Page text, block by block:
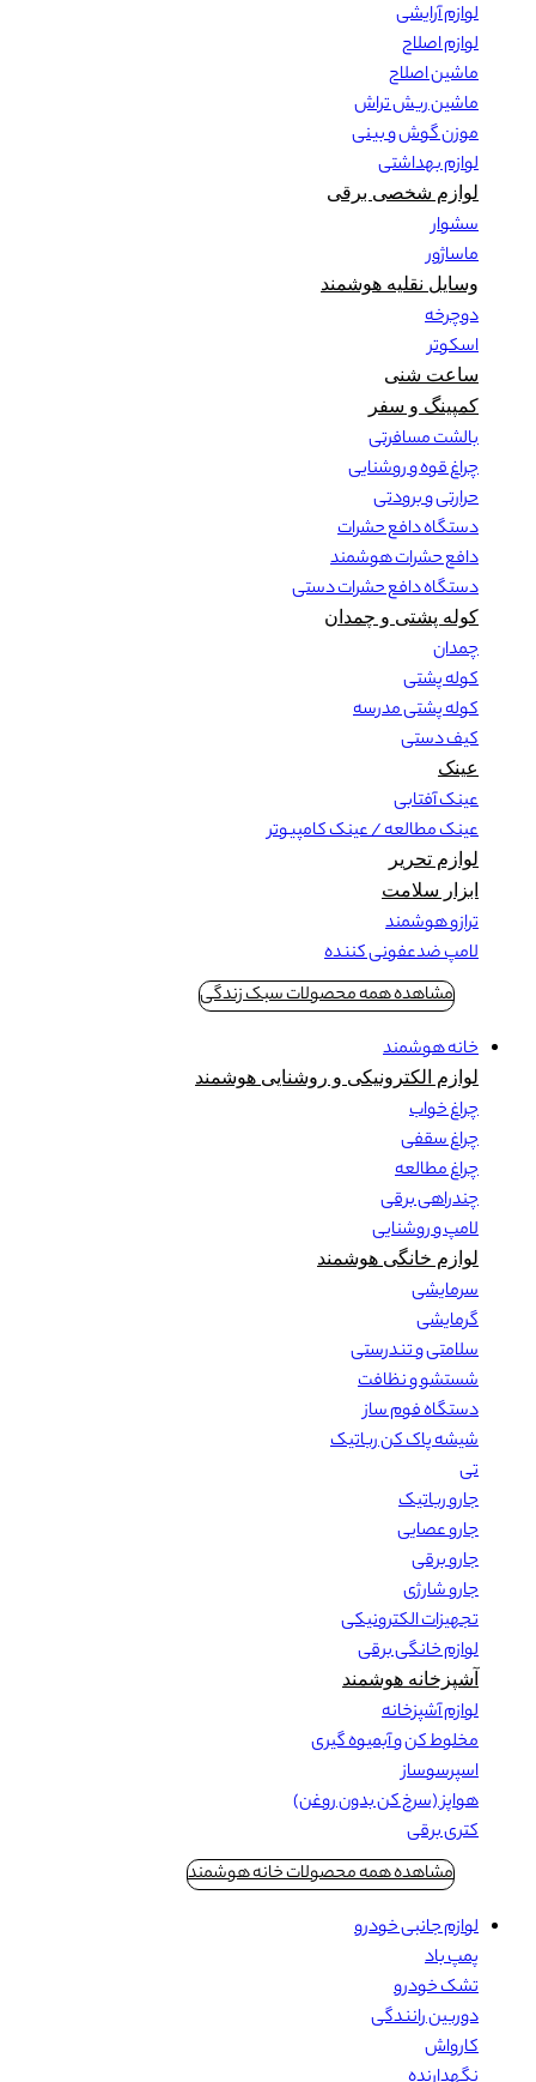
لوازم آرایشی
لوازم اصلاح
ماشین اصلاح
ماشین ریش تراش
موزن گوش و بینی
لوازم بهداشتی
لوازم شخصی برقی
سشوار
ماساژور
وسایل نقلیه هوشمند
دوچرخه
اسکوتر
ساعت شنی
کمپینگ و سفر
بالشت مسافرتی
چراغ قوه و روشنایی
حرارتی و برودتی
دستگاه دافع حشرات
دافع حشرات هوشمند
دستگاه دافع حشرات دستی
کوله پشتی و چمدان
چمدان
کوله پشتی
کوله پشتی مدرسه
کیف دستی
عینک
عینک آفتابی
عینک مطالعه / عینک کامپیوتر
لوازم تحریر
ابزار سلامت
ترازو هوشمند
لامپ ضدعفونی کننده
مشاهده همه محصولات سبک زندگی
خانه هوشمند
لوازم الکترونیکی و روشنایی هوشمند
چراغ خواب
چراغ سقفی
چراغ مطالعه
چندراهی برقی
لامپ و روشنایی
لوازم خانگی هوشمند
سرمایشی
گرمایشی
سلامتی و تندرستی
شستشو و نظافت
دستگاه فوم ساز
شیشه پاک کن رباتیک
تی
جارو رباتیک
جارو عصایی
جارو برقی
جارو شارژی
تجهیزات الکترونیکی
لوازم خانگی برقی
آشپزخانه هوشمند
لوازم آشپزخانه
مخلوط کن و آبمیوه گیری
اسپرسوساز
هواپز (سرخ کن بدون روغن)
کتری برقی
مشاهده همه محصولات خانه هوشمند
لوازم جانبی خودرو
پمپ باد
تشک خودرو
دوربین رانندگی
کارواش